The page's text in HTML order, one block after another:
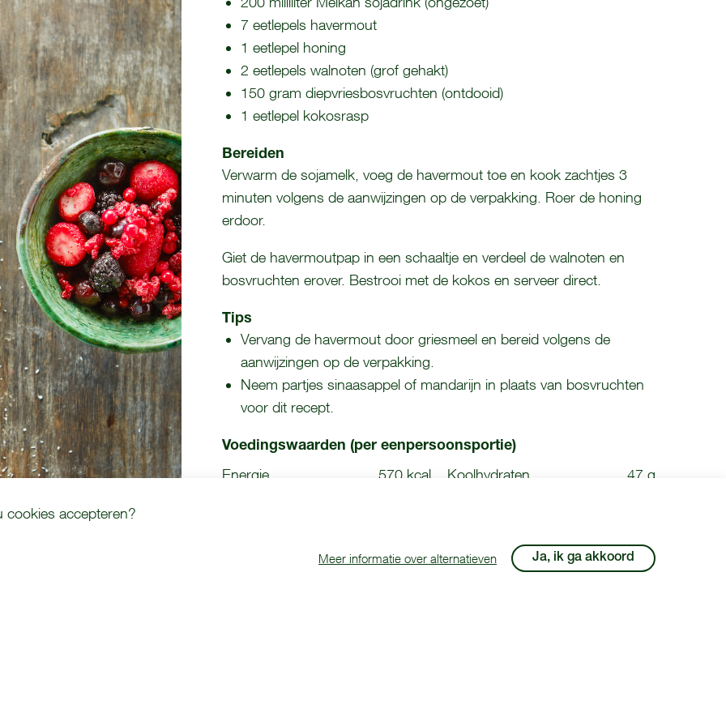
cookies accepteren?
Meer informatie over alternatieven Ja, ik ga akkoord
7 eetlepels havermout
1 eetlepel honing
2 eetlepels walnoten (grof gehakt)
150 gram diepvriesbosvruchten (ontdooid)
1 eetlepel kokosrasp
Bereiden
Verwarm de sojamelk, voeg de havermout toe en kook zachtjes 3
minuten volgens de aanwijzingen op de verpakking. Roer de honing
erdoor.
Giet de havermoutpap in een schaaltje en verdeel de walnoten en
bosvruchten erover. Bestrooi met de kokos en serveer direct.
Tips
Vervang de havermout door griesmeel en bereid volgens de
aanwijzingen op de verpakking.
Neem partjes sinaasappel of mandarijn in plaats van bosvruchten
voor dit recept.
Voedingswaarden (per eenpersoonsportie)
Energie 570 kcal Koolhydraten
47 g
Dit recept komt vanBoodschappen